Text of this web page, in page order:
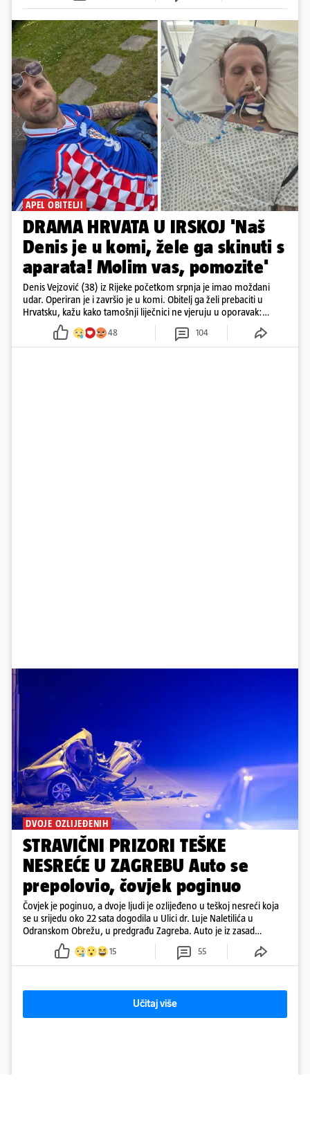
APEL OBITELJI
DRAMA HRVATA U IRSKOJ 'Naš
Denis je u komi, žele ga skinuti s
aparata! Molim vas, pomozite'
Denis Vejzović (38) iz Rijeke početkom srpnja je imao moždani
udar. Operiran je i završio je u komi. Obitelj ga želi prebaciti u
Hrvatsku, kažu kako tamošnji liječnici ne vjeruju u oporavak:
'Imamo 72 sata'
48 104
DVOJE OZLIJEĐENIH
STRAVIČNI PRIZORI TEŠKE
NESREĆE U ZAGREBU Auto se
prepolovio, čovjek poginuo
Čovjek je poginuo, a dvoje ljudi je ozlijeđeno u teškoj nesreći koja
se u srijedu oko 22 sata dogodila u Ulici dr. Luje Naletilića u
Odranskom Obrežu, u predgrađu Zagreba. Auto je iz zasad
neutvrđenih razloga sletio s kolnika, a od siline udara vozilo se
prepolovilo.
15 55
Učitaj više